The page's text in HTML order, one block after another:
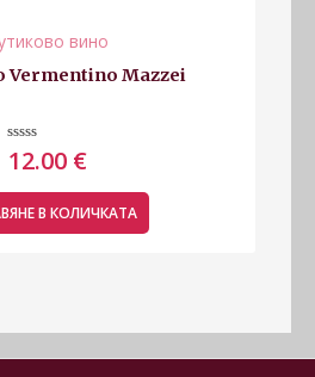
вино
Vermentino Mazzei
Оценено
с
от
5
12.00 €
В КОЛИЧКАТА